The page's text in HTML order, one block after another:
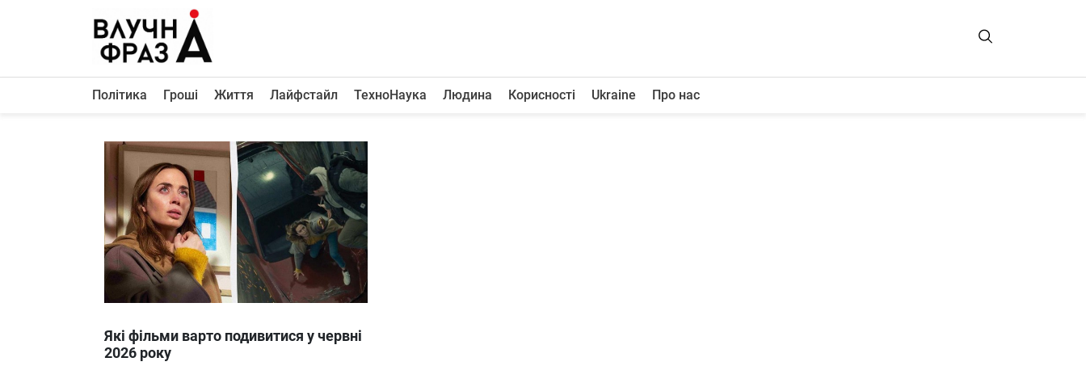
Політика
Життя
Лайфстайл
ТехноНаука
Людина
Корисності
Про нас
Політика Гроші Життя Лайфстайл ТехноНаука Людина Корисності Ukraine Про нас
Які фільми варто подивитися у червні
2026 року